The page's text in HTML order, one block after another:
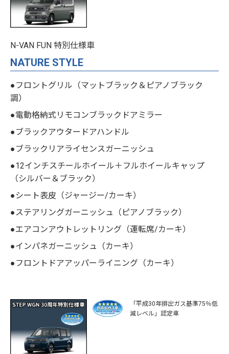
N-VAN FUN 特別仕様車
NATURE STYLE
●フロントグリル（マットブラック＆ピアノブラック
調）
●電動格納式リモコンブラックドアミラー
●ブラックアウタードアハンドル
●ブラックリアライセンスガーニッシュ
●12インチスチールホイール＋フルホイールキャップ
（シルバー＆ブラック）
●シート表皮（ジャージー/カーキ）
●ステアリングガーニッシュ（ピアノブラック）
●エアコンアウトレットリング（運転席/カーキ）
●インパネガーニッシュ（カーキ）
●フロントドアアッパーライニング（カーキ）
「平成30年排出ガス基準75％低
減レベル」認定車